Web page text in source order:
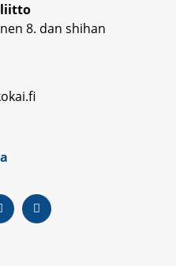
8. dan shihan